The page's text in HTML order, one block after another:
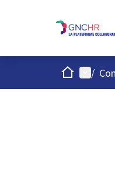
AccueilMenu
/